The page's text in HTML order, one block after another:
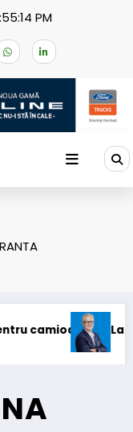
PM
Lars